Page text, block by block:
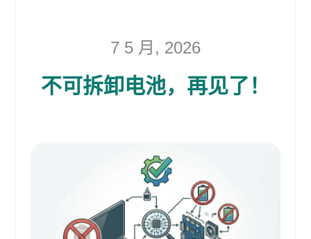
7 5 月, 2026
不可拆卸电池，再见了！